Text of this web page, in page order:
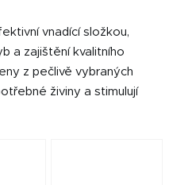
vnadící složkou,
a zajištění kvalitního
z pečlivě vybraných
živiny a stimulují